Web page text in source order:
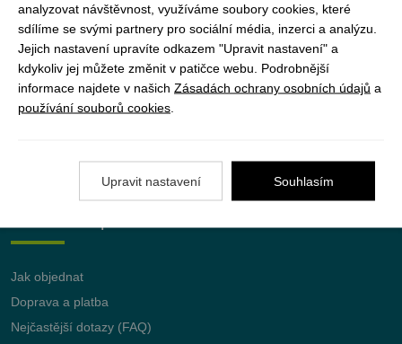
Registrujte se k odběru newsletteru a už Vám
nic neunikne
Jak objednat
Doprava a platba
Nejčastější dotazy (FAQ)
analyzovat návštěvnost, využíváme soubory cookies, které
sdílíme se svými partnery pro sociální média, inzerci a analýzu.
Jejich nastavení upravíte odkazem "Upravit nastavení" a
kdykoliv jej můžete změnit v patičce webu. Podrobnější
informace najdete v našich Zásadách ochrany osobních údajů a
používání souborů cookies
Upravit nastavení Souhlasím